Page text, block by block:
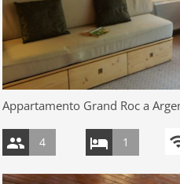
Appartamento Grand Roc a
4 1